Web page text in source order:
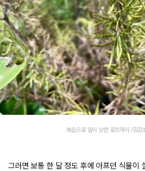
과습으로 잎이 상한 로즈마리 /김강
그러면 보통 한 달 정도 후에 아프던 식물이